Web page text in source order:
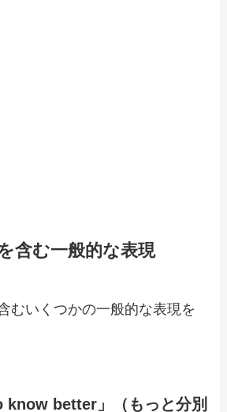
含む一般的な表現
むいくつかの一般的な表現を
know better」（もっと分別